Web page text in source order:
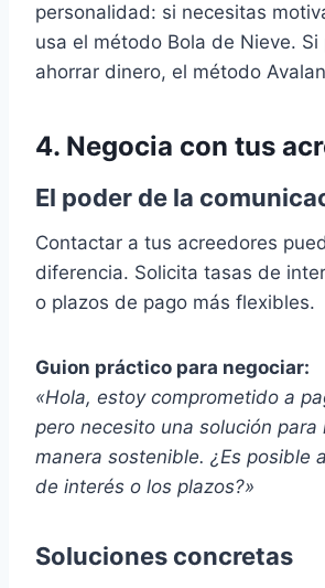
personalidad: si necesitas
usa el método Bola de Nieve. Si
ahorrar dinero, el método
4. Negocia con tus
El poder de la
Contactar a tus acreedores
diferencia. Solicita tasas de
o plazos de pago más flexibles.
Guion práctico para negociar:
«Hola, estoy comprometido a
pero necesito una solución para
manera sostenible. ¿Es posible
de interés o los plazos?»
Soluciones concretas